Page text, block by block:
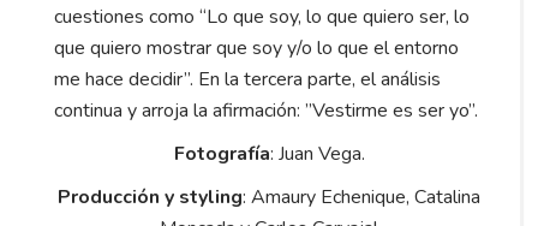
cuestiones como “Lo que soy, lo que quiero ser, lo
que quiero mostrar que soy y/o lo que el entorno
me hace decidir”. En la tercera parte, el análisis
continua y arroja la afirmación: ”Vestirme es ser yo”.
Fotografía: Juan Vega.
Producción y styling: Amaury Echenique, Catalina